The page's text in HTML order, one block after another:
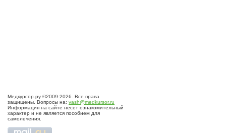
Медкурсор.ру ©2009-2026. Все права
защищены. Вопросы на: vash@medkursor.ru
Информация на сайте несет ознакомительный
характер и не является пособием для
самолечения.